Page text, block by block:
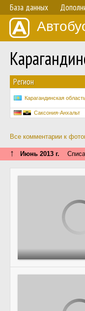
База данных
Регион
Карагандинская
Саксония-Анхальт
Все комментарии к
↑ Июнь 2013 г.